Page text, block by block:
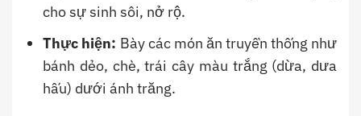
cho sự sinh sôi, nở rộ.
Thực hiện: Bày các món ăn truyền thống như
bánh dẻo, chè, trái cây màu trắng (dừa, dưa
hấu) dưới ánh trăng.